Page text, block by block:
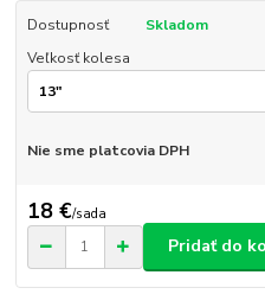
Dostupnosť
Skladom
Veľkosť kolesa
Nie sme platcovia DPH
18 €/sada
Pridať do